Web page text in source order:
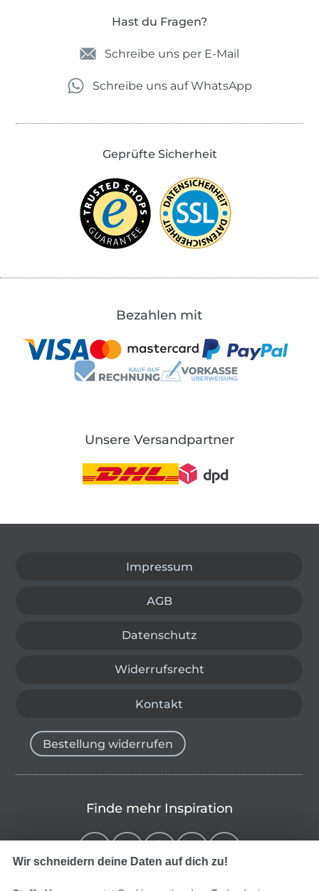
Hast du Fragen?
Schreibe uns per E-Mail
Schreibe uns auf WhatsApp
Geprüfte Sicherheit
Bezahlen mit
Unsere Versandpartner
Impressum
AGB
Datenschutz
Widerrufsrecht
Kontakt
Bestellung widerrufen
Finde mehr Inspiration
Wir schneidern deine Daten auf dich zu!